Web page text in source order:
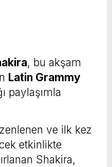
, bu akşam
Latin Grammy
paylaşımla
ve ilk kez
etkinlikte
Shakira,